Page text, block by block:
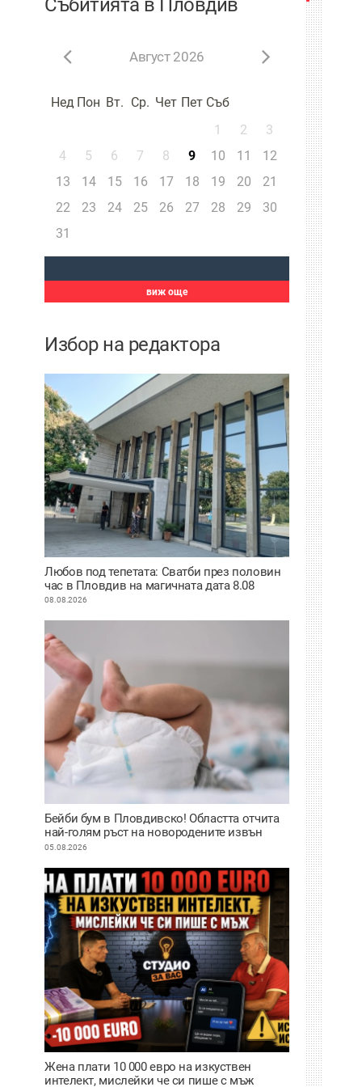
Събитията в Пловдив
Август 2026
Нед Пон Вт. Ср. Чет Пет Съб
1
2
3
4
5 6 7 8 9 10 11
12
13
14 15 16 17 18 19 20
21
22
23 24 25 26 27 28 29
30
31
виж още
Избор на редактора
Любов под тепетата: Сватби през половин
час в Пловдив на магичната дата 8.08
08.08.2026
Бейби бум в Пловдивско! Областта отчита
най-голям ръст на новородените извън
София
05.08.2026
Жена плати 10 000 евро на изкуствен
интелект, мислейки че си пише с мъж